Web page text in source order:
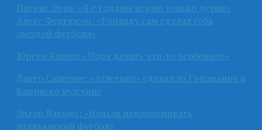
Патрис Эвра: «Я с годами играю только лучше»
Алекс Фергюсон: «Роналду сам сделал себя
звездой футбола»
Юрген Клопп: «Пора делать что-то особенное»
Диего Симеоне: «Атлетико» сделал из Гризманна и
Карраско мужчин»
Эдгар Давидс: «Нельзя недооценивать
итальянский футбол»